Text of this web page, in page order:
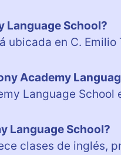
Language School?
en C. Emilio
Academy
Language School
Language School?
clases de inglés,